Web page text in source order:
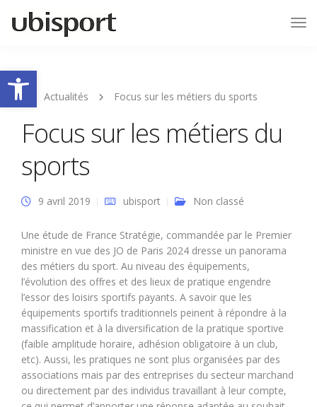
Ouvrir la barre d’outils
Actualités Focus sur les métiers du sports
Focus sur les métiers du
sports
9 avril 2019 ubisport Non classé
Une étude de France Stratégie, commandée par le Premier
ministre en vue des JO de Paris 2024 dresse un panorama
des métiers du sport. Au niveau des équipements,
l’évolution des offres et des lieux de pratique engendre
l’essor des loisirs sportifs payants. A savoir que les
équipements sportifs traditionnels peinent à répondre à la
massification et à la diversification de la pratique sportive
(faible amplitude horaire, adhésion obligatoire à un club,
etc). Aussi, les pratiques ne sont plus organisées par des
associations mais par des entreprises du secteur marchand
ou directement par des individus travaillant à leur compte,